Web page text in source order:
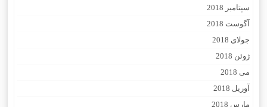
سپتامبر 2018
آگوست 2018
جولای 2018
ژوئن 2018
می 2018
آوریل 2018
مارس 2018